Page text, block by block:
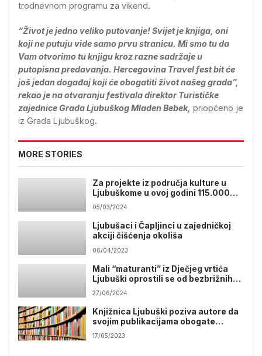
trodnevnom programu za vikend.
“Život je jedno veliko putovanje! Svijet je knjiga, oni
koji ne putuju vide samo prvu stranicu. Mi smo tu da
Vam otvorimo tu knjigu kroz razne sadržaje u
putopisna predavanja. Hercegovina Travel fest bit će
još jedan događaj koji će obogatiti život našeg grada”,
rekao je na otvaranju festivala direktor Turističke
zajednice Grada Ljubuškog Mladen Bebek, priopćeno je
iz Grada Ljubuškog.
MORE STORIES
Za projekte iz područja kulture u
Ljubuškome u ovoj godini 115.000
KM
05/03/2024
Ljubušaci i Čapljinci u zajedničkoj
akciji čišćenja okoliša
06/04/2023
Mali “maturanti” iz Dječjeg vrtića
Ljubuški oprostili se od bezbrižnih
vrtićkih dana
27/06/2024
Knjižnica Ljubuški poziva autore da
svojim publikacijama obogate
Zavičajnu zbirku
17/05/2023